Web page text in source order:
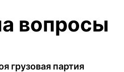
вопросы
грузовая партия